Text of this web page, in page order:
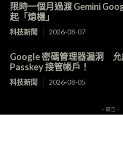
限時一個月過渡 Gemini
起「熄機」
科技新聞 2026-08-07
Google 密碼管理器漏洞 允
Passkey 接管帳戶！
科技新聞 2026-08-05
- 廣告 -